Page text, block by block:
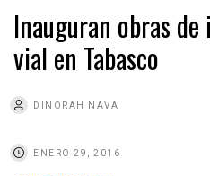
Inauguran obras
vial en Tabasco
DINORAH NAVA
ENERO 29, 2016